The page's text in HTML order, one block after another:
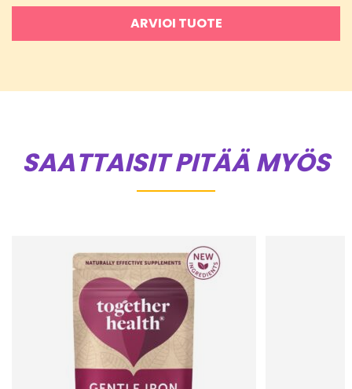
ARVIOI TUOTE
SAATTAISIT PITÄÄ MYÖS